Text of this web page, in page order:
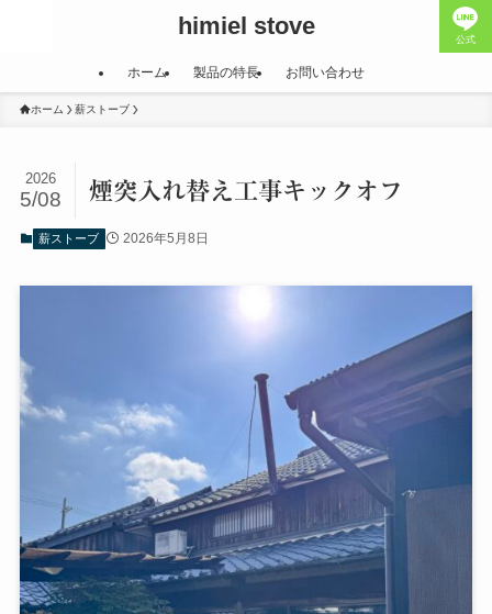
himiel stove 公式
ホーム 製品の特長 お問い合わせ
ホーム 薪ストーブ
煙突入れ替え工事キックオフ
2026
5/08
薪ストーブ 2026年5月8日